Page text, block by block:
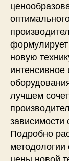
новую
интенсивное
лучшем
зависимости
Подробно
цены новой